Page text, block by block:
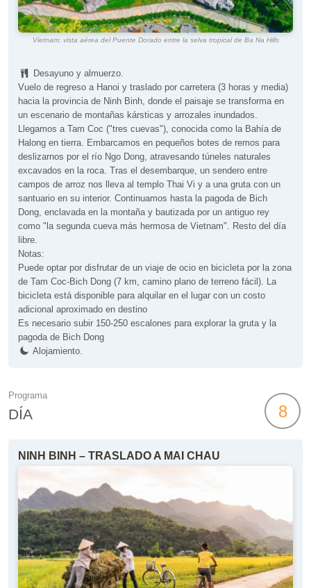
Vietnam: vista aérea del Puente Dorado entre la selva tropical de Ba Na Hills
Desayuno y almuerzo.
Vuelo de regreso a Hanoi y traslado por carretera (3 horas y media)
hacia la provincia de Ninh Binh, donde el paisaje se transforma en
un escenario de montañas kársticas y arrozales inundados.
Llegamos a Tam Coc ("tres cuevas"), conocida como la Bahía de
Halong en tierra. Embarcamos en pequeños botes de remos para
deslizarnos por el río Ngo Dong, atravesando túneles naturales
excavados en la roca. Tras el desembarque, un sendero entre
campos de arroz nos lleva al templo Thai Vi y a una gruta con un
santuario en su interior. Continuamos hasta la pagoda de Bich
Dong, enclavada en la montaña y bautizada por un antiguo rey
como "la segunda cueva más hermosa de Vietnam". Resto del día
libre.
Notas:
Puede optar por disfrutar de un viaje de ocio en bicicleta por la zona
de Tam Coc-Bich Dong (7 km, camino plano de terreno fácil). La
bicicleta está disponible para alquilar en el lugar con un costo
adicional aproximado en destino
Es necesario subir 150-250 escalones para explorar la gruta y la
pagoda de Bich Dong
Alojamiento.
Programa
DÍA 8
NINH BINH – TRASLADO A MAI CHAU